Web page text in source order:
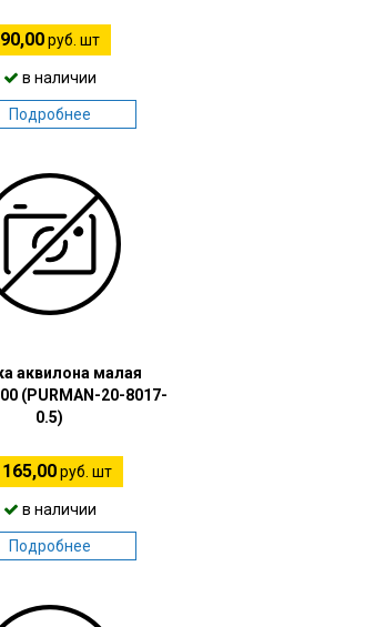
90,00руб. шт
в наличии
Подробнее
аквилона малая
(PURMAN-20-8017-
0.5)
руб. шт
в наличии
Подробнее